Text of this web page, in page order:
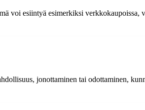
voi esiintyä esimerkiksi verkkokaupoissa,
jonottaminen tai odottaminen,